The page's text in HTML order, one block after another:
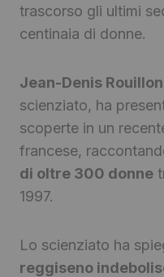
trascorso gli ultimi
centinaia di donne.
Jean-Denis Rouillon
scienziato, ha
scoperte in un
francese,
di oltre 300 donne
1997.
Lo scienziato ha
reggiseno